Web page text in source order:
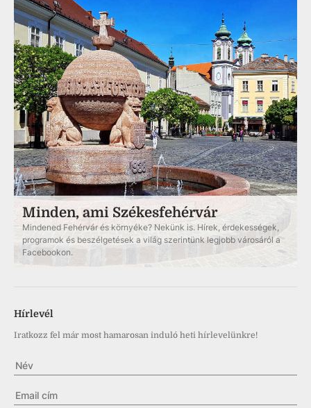
Minden, ami Székesfehérvár
Mindened Fehérvár és környéke? Nekünk is. Hírek, érdekességek,
programok és beszélgetések a világ szerintünk legjobb városáról a
Facebookon.
Hírlevél
Iratkozz fel már most hamarosan induló heti hírlevelünkre!